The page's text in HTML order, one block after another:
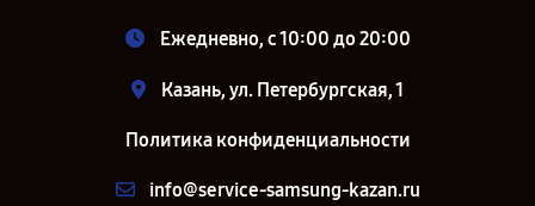
Ежедневно, с 10:00 до 20:00
Казань, ул. Петербургская, 1
Политика конфиденциальности
info@service-samsung-kazan.ru